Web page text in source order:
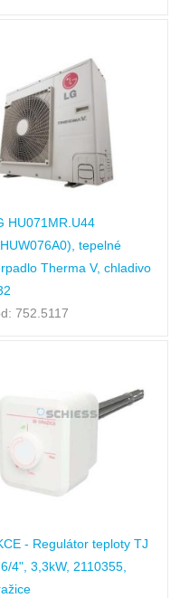
HU071MR.U44
tepelné
Therma V, chladivo
752.5117
- Regulátor teploty TJ
4", 3,3kW, 2110355,